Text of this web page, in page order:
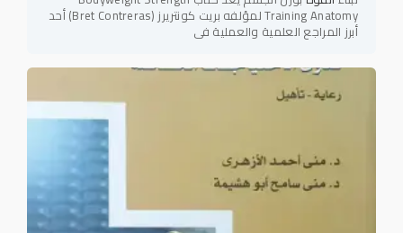
Training Anatomy لمؤلفه بريت كونتريرز (Bret Contreras) أحد
أبرز المراجع العلمية والعملية في